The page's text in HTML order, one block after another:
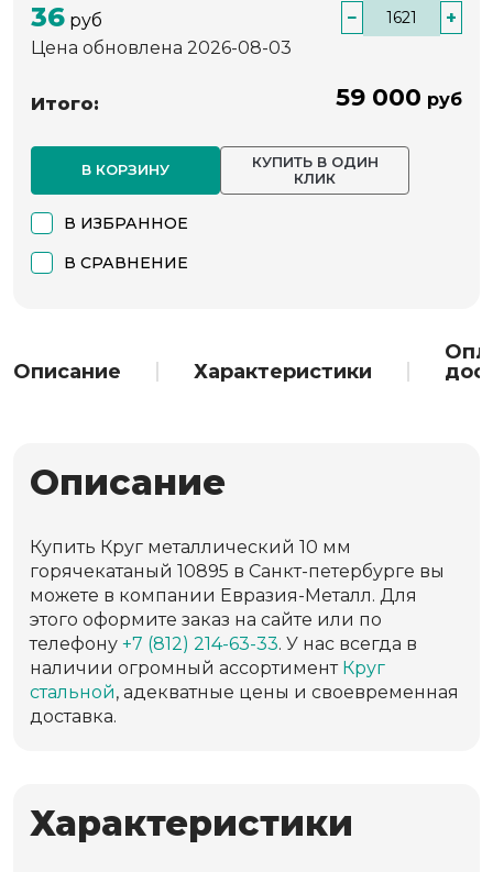
36 руб −
+
Цена обновлена 2026-08-03
Итого: 59 000 руб
В КОРЗИНУ
КУПИТЬ В ОДИН
КЛИК
В ИЗБРАННОЕ
В СРАВНЕНИЕ
Описание Характеристики
Описание
Купить Круг металлический 10 мм
горячекатаный 10895 в Санкт-петербурге вы
можете в компании Евразия-Металл. Для
этого оформите заказ на сайте или по
телефону +7 (812) 214-63-33. У нас всегда в
наличии огромный ассортимент Круг
стальной, адекватные цены и своевременная
доставка.
Характеристики